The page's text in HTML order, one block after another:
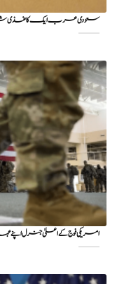
سعودی عرب ایک کاغذی شیر
امریکی فوج کے اعلیٰ جنرل